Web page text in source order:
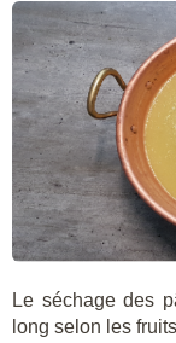
Le séchage des
long selon les